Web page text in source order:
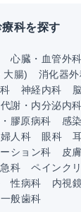
科を探す
心臓・血管外科
大腸)
消化器
神経内科
代謝・内分泌内科
膠原病科
感
人科 眼科
ション科 皮
科
ペインク
性病科 内視
一般歯科